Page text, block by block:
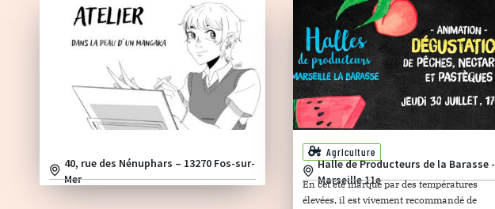
40, rue des Nénuphars – 13270 Fos-sur-
Mer
Agriculture
Halle de Producteurs de la Barasse -
Marseille 11e
En cet été marqué par des températures
élevées, il est vivement recommandé de